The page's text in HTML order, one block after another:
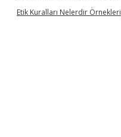
Etik Kuralları Nelerdir Örnekleri